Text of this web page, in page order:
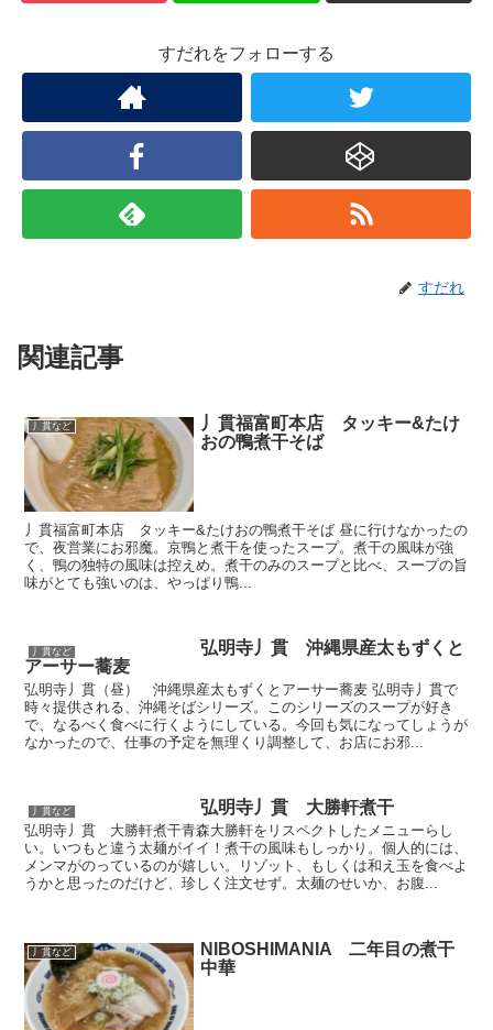
すだれをフォローする
すだれ
関連記事
丿貫など
丿貫福富町本店 タッキー&たけ
おの鴨煮干そば
丿貫福富町本店 タッキー&たけおの鴨煮干そば 昼に行けなかったの
で、夜営業にお邪魔。京鴨と煮干を使ったスープ。煮干の風味が強
く、鴨の独特の風味は控えめ。煮干のみのスープと比べ、スープの旨
味がとても強いのは、やっぱり鴨...
丿貫など
弘明寺丿貫 沖縄県産太もずくと
アーサー蕎麦
弘明寺丿貫（昼） 沖縄県産太もずくとアーサー蕎麦 弘明寺丿貫で
時々提供される、沖縄そばシリーズ。このシリーズのスープが好き
で、なるべく食べに行くようにしている。今回も気になってしょうが
なかったので、仕事の予定を無理くり調整して、お店にお邪...
丿貫など 弘明寺丿貫 大勝軒煮干
弘明寺丿貫 大勝軒煮干青森大勝軒をリスペクトしたメニューらし
い。いつもと違う太麺がイイ！煮干の風味もしっかり。個人的には、
メンマがのっているのが嬉しい。リゾット、もしくは和え玉を食べよ
うかと思ったのだけど、珍しく注文せず。太麺のせいか、お腹...
丿貫など
NIBOSHIMANIA 二年目の煮干
中華